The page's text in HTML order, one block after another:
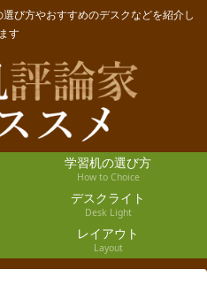
び方やおすすめのデスクなどを紹介し
ます
学習机の選び方
How to Choice
デスクライト
Desk Light
レイアウト
Layout